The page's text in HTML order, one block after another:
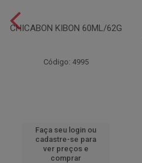
CHICABON KIBON 60ML/62G
Código: 4995
Faça seu login ou
cadastre-se para
ver preços e
comprar